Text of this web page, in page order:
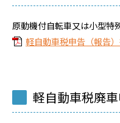
原動機付自転車又は小型特
軽自動車税申告（報告
軽自動車税廃